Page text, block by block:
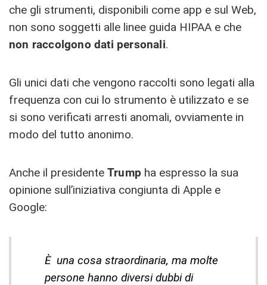
che gli strumenti, disponibili come app e sul Web,
non sono soggetti alle linee guida HIPAA e che
non raccolgono dati personali.
Gli unici dati che vengono raccolti sono legati alla
frequenza con cui lo strumento è utilizzato e se
si sono verificati arresti anomali, ovviamente in
modo del tutto anonimo.
Anche il presidente Trump ha espresso la sua
opinione sull’iniziativa congiunta di Apple e
Google:
È una cosa straordinaria, ma molte
persone hanno diversi dubbi di